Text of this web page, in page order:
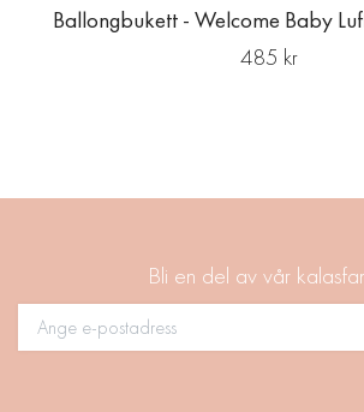
Ballongbukett - Welcome Baby
485 kr
Bli en del av vår